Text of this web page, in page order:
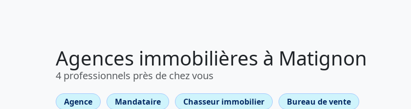
Agences immobilières à Matignon
4 professionnels près de chez vous
Agence Mandataire Chasseur immobilier Bureau de vente